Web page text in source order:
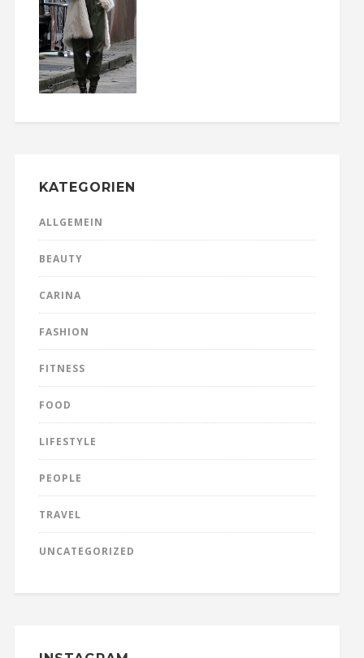
KATEGORIEN
ALLGEMEIN
BEAUTY
CARINA
FASHION
FITNESS
FOOD
LIFESTYLE
PEOPLE
TRAVEL
UNCATEGORIZED